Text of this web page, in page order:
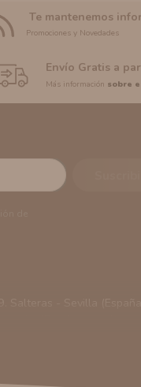
Te mantenemos
Promociones y Novedades
Envío Gratis a
Más información sobre
(Puede consultar